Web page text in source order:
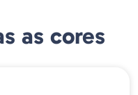
as cores